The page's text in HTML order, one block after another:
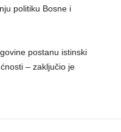
politiku Bosne i
postanu istinski
– zaključio je